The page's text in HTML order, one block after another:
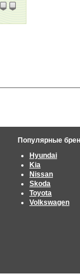
Популярные
Hyundai
Kia
Nissan
Skoda
Toyota
Volkswagen